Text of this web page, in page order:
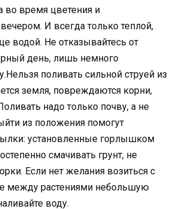
во время цветения и
И всегда только теплой,
водой. Не отказывайтесь от
день, лишь немного
поливать сильной струей из
земля, повреждаются корни,
надо только почву, а не
из положения помогут
установленные горлышком
смачивать грунт, не
Если нет желания возиться с
между растениями небольшую
воду.